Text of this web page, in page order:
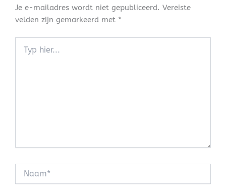
Je e-mailadres wordt niet gepubliceerd. Vereiste
velden zijn gemarkeerd met *
hier...